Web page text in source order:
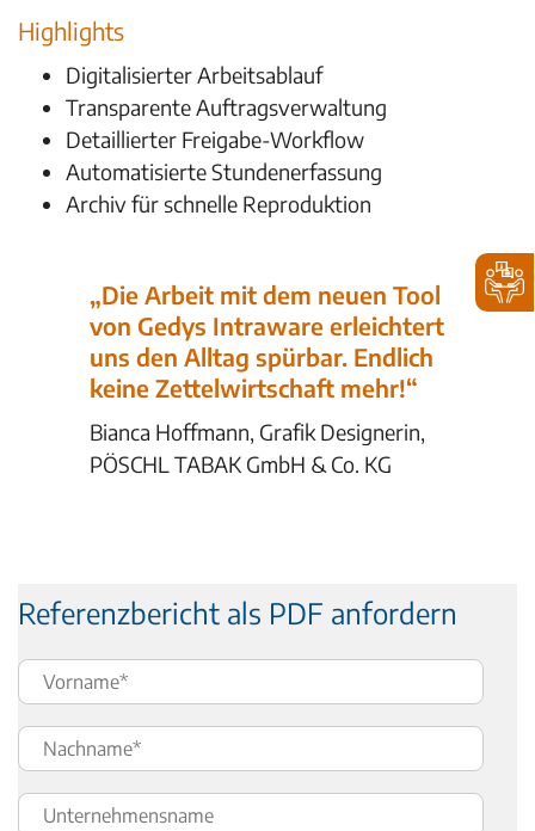
Highlights
Digitalisierter Arbeitsablauf
Transparente Auftragsverwaltung
Detaillierter Freigabe-Workflow
Automatisierte Stundenerfassung
Archiv für schnelle Reproduktion
„Die Arbeit mit dem neuen Tool
von Gedys Intraware erleichtert
uns den Alltag spürbar. Endlich
keine Zettelwirtschaft mehr!“
Bianca Hoffmann, Grafik Designerin,
PÖSCHL TABAK GmbH & Co. KG
Referenzbericht als PDF anfordern